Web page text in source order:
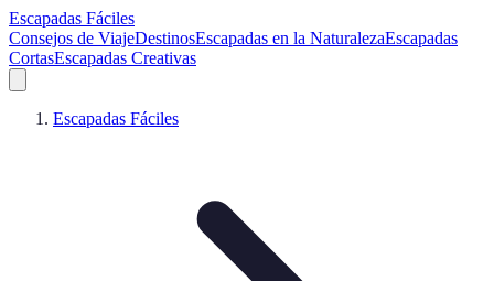
Escapadas Fáciles
Consejos de ViajeDestinosEscapadas en la NaturalezaEscapadas
CortasEscapadas Creativas
Escapadas Fáciles